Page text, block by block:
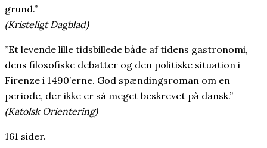
grund.”
(Kristeligt Dagblad)
”Et levende lille tidsbillede både af tidens gastronomi,
dens filosofiske debatter og den politiske situation i
Firenze i 1490’erne. God spændingsroman om en
periode, der ikke er så meget beskrevet på dansk.”
(Katolsk Orientering)
161 sider.